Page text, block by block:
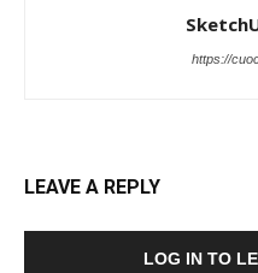
https://
LEAVE A REPLY
LOG IN TO